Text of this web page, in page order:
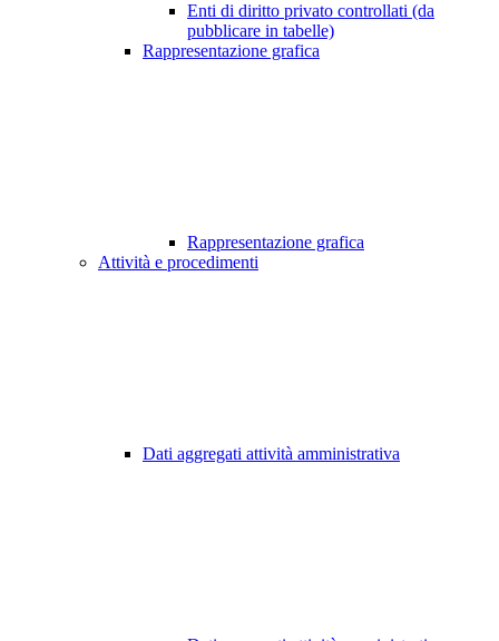
Enti di diritto privato controllati (da
pubblicare in tabelle)
Rappresentazione grafica
Rappresentazione grafica
Attività e procedimenti
Dati aggregati attività amministrativa